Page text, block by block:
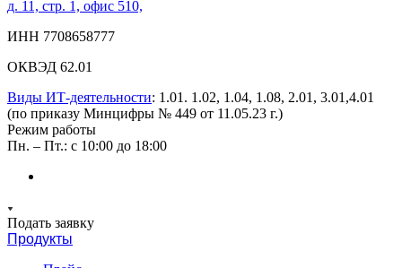
д. 11, стр. 1, офис 510,
ИНН 7708658777
ОКВЭД 62.01
Виды ИТ-деятельности: 1.01. 1.02, 1.04, 1.08, 2.01, 3.01,4.01
(по приказу Минцифры № 449 от 11.05.23 г.)
Режим работы
Пн. – Пт.: с 10:00 до 18:00
Подать заявку
Продукты